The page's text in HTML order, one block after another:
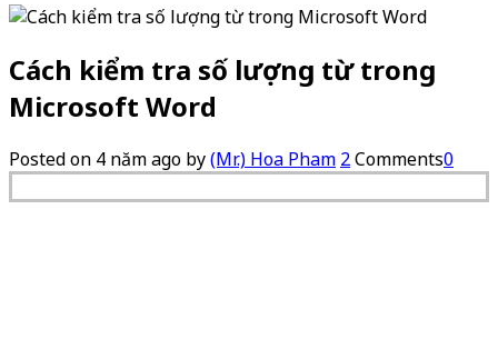
Cách kiểm tra số lượng từ trong
Microsoft Word
Posted on 4 năm ago by(Mr.) Hoa Pham 2Comments0